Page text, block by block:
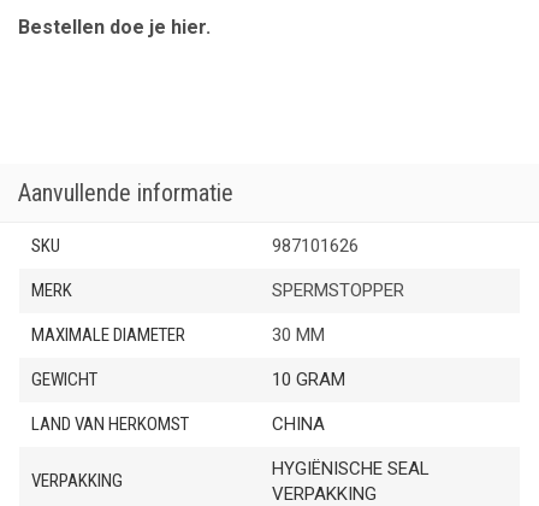
Bestellen doe je hier.
Aanvullende informatie
SKU 987101626
MERK SPERMSTOPPER
MAXIMALE DIAMETER 30 MM
GEWICHT 10 GRAM
LAND VAN HERKOMST CHINA
VERPAKKING
HYGIËNISCHE SEAL
VERPAKKING